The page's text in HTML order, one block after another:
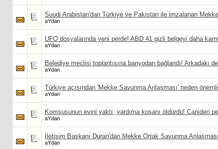
Suudi Arabistan'dan Türkiye ve Pakistan ile imzalanan
aYdan
UFO dosyalarında yeni perde! ABD 41 gizli belgeyi daha
aYdan
Belediye meclisi toplantısına banyodan bağlandı! Arkadaki
aYdan
Türkiye açısından 'Mekke Savunma Anlaşması' neden
aYdan
Komşusunun evini yaktı, yardıma koşanı öldürdü! Caniden
aYdan
İletişim Başkanı Duran'dan Mekke Ortak Savunma
aYdan